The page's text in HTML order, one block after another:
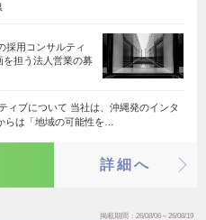
採用コンサルティ
を担う法人営業の募
ィブについて 当社は、沖縄発のインタ
らは「地域の可能性を…
詳細へ
掲載期間 26/08/06～26/08/19